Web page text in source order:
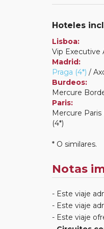
Hoteles
Lisboa:
Vip Executive
Madrid:
Praga (4*) /
Burdeos:
Mercure
Paris:
Mercure
(4*)
* O similares.
Notas
Este viaje
Este viaje
Este viaje